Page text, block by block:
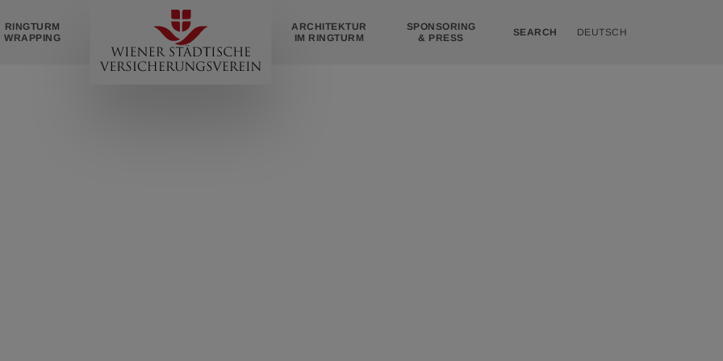
Zur
Startseite
RINGTURM
WRAPPING
ARCHITEKTUR
IM RINGTURM
SPONSORING
& PRESS
SEARCH DEUTSCH